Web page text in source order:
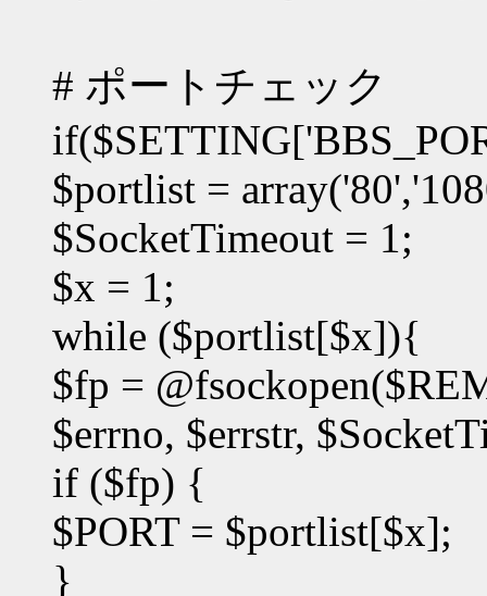
# ポートチェック
$portlist =
$SocketTimeout = 1;
$x = 1;
while ($portlist[$x]){
$fp =
$errno, $errstr,
if ($fp) {
$PORT = $portlist[$x];
}